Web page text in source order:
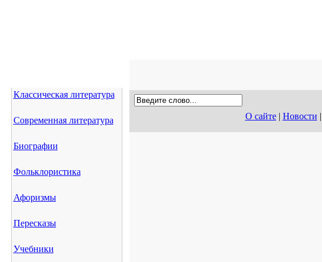
Классическая литература
Современная литература
Биографии
Фольклористика
Афоризмы
Пересказы
Учебники
О сайте| Новости |